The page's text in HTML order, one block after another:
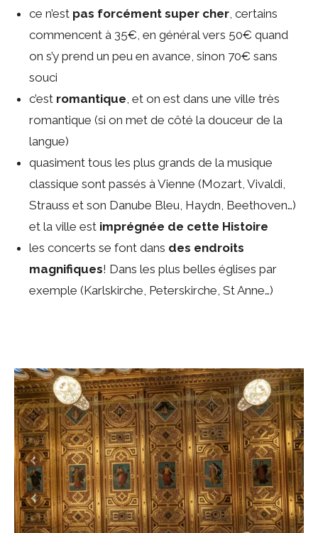
ce n’est pas forcément super cher, certains
commencent à 35€, en général vers 50€ quand
on s’y prend un peu en avance, sinon 70€ sans
souci
c’est romantique, et on est dans une ville très
romantique (si on met de côté la douceur de la
langue)
quasiment tous les plus grands de la musique
classique sont passés à Vienne (Mozart, Vivaldi,
Strauss et son Danube Bleu, Haydn, Beethoven…)
et la ville est imprégnée de cette Histoire
les concerts se font dans des endroits
magnifiques! Dans les plus belles églises par
exemple (Karlskirche, Peterskirche, St Anne…)